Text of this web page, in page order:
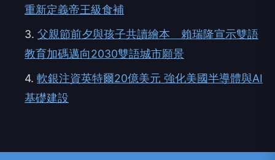
重新定義帝王級食補
3. 父親節前夕與孩子共讀繪本 賴瑞隆宣示雙語
教育加碼邁向2030雙語城市願景
4. 軟銀注資英特爾20億美元 強化美國半導體與AI
基礎建設